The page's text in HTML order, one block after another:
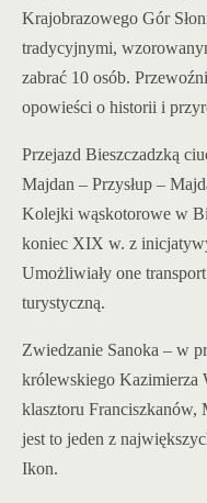
Krajobrazowego Gór
tradycyjnymi,
zabrać 10 osób.
opowieści o historii i
Przejazd Bieszczadzką
Majdan – Przysłup –
Kolejki wąskotorowe w
koniec XIX w. z
Umożliwiały one
turystyczną.
Zwiedzanie Sanoka – w
królewskiego Kazimierza
klasztoru
jest to jeden z
Ikon.